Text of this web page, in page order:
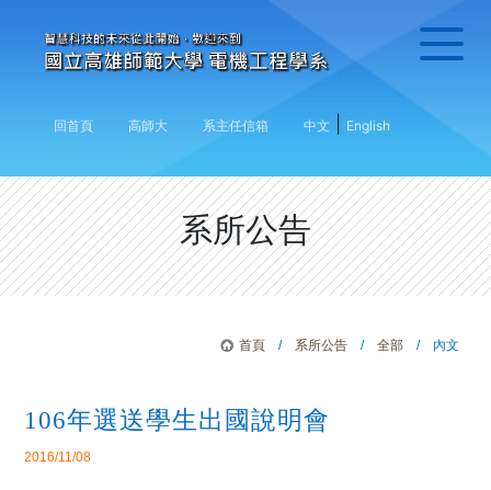
回首頁 高師大 系主任信箱 中文 English
系所公告
首頁 / 系所公告 /全部 / 內文
106年選送學生出國說明會
2016/11/08